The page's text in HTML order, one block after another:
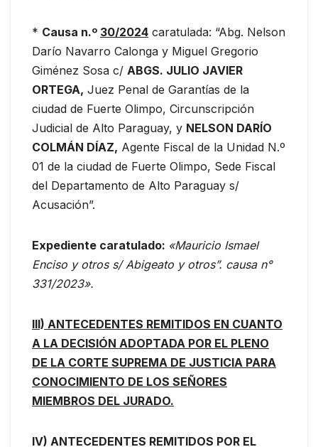
* Causa n.º 30/2024 caratulada: “Abg. Nelson
Darío Navarro Calonga y Miguel Gregorio
Giménez Sosa c/ ABGS. JULIO JAVIER
ORTEGA, Juez Penal de Garantías de la
ciudad de Fuerte Olimpo, Circunscripción
Judicial de Alto Paraguay, y NELSON DARÍO
COLMÁN DÍAZ, Agente Fiscal de la Unidad N.º
01 de la ciudad de Fuerte Olimpo, Sede Fiscal
del Departamento de Alto Paraguay s/
Acusación”.
Expediente caratulado: «Mauricio Ismael
Enciso y otros s/ Abigeato y otros”. causa n°
331/2023».
III) ANTECEDENTES REMITIDOS EN CUANTO
A LA DECISIÓN ADOPTADA POR EL PLENO
DE LA CORTE SUPREMA DE JUSTICIA PARA
CONOCIMIENTO DE LOS SEÑORES
MIEMBROS DEL JURADO.
IV) ANTECEDENTES REMITIDOS POR EL